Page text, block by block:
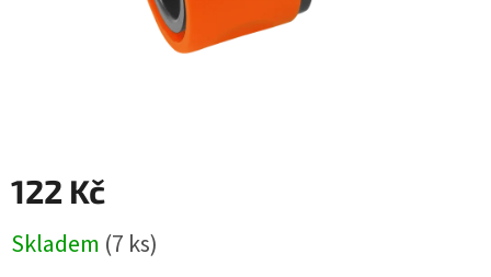
122 Kč
cena:
Skladem (7 ks)